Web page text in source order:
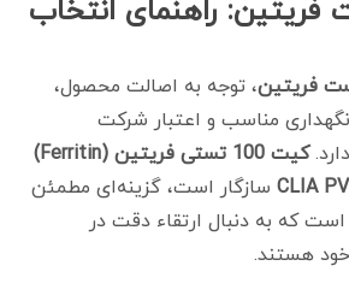
فریتین: راهنمای انتخاب
فریتین، توجه به اصالت محصول،
نگهداری مناسب و اعتبار شرکت
کیت 100 تستی فریتین (Ferritin)
CLIA سازگار است، گزینه‌ای مطمئن
است که به دنبال ارتقاء دقت در
هستند.